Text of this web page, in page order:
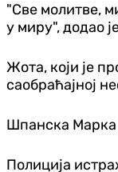
"Све молитве,
у миру", додао
Жота, који је
саобраћајној
Шпанска Марка
Полиција